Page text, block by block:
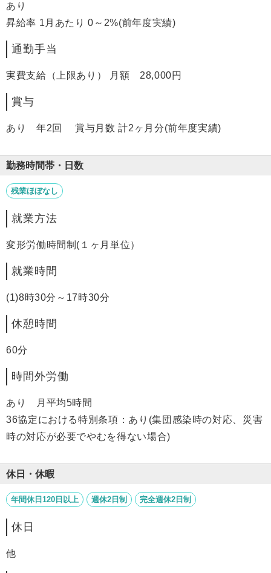
あり
昇給率 1月あたり 0～2%(前年度実績)
通勤手当
実費支給（上限あり） 月額 28,000円
賞与
あり 年2回 賞与月数 計2ヶ月分(前年度実績)
勤務時間帯・日数
残業ほぼなし
就業方法
変形労働時間制(１ヶ月単位）
就業時間
(1)8時30分～17時30分
休憩時間
60分
時間外労働
あり 月平均5時間
36協定における特別条項：あり(集団感染時の対応、災害
時の対応が必要でやむを得ない場合)
休日・休暇
年間休日120日以上 週休2日制 完全週休2日制
休日
他